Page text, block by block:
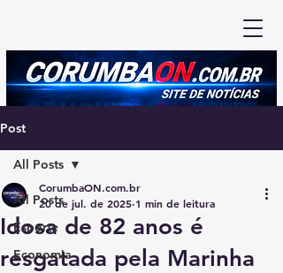
Post
All Posts
Esporte
Economia
All Posts
Idosa de 82 anos é
resgatada pela Marinha
CorumbaON.com.br
20 de jul. de 2025 1 min de leitura